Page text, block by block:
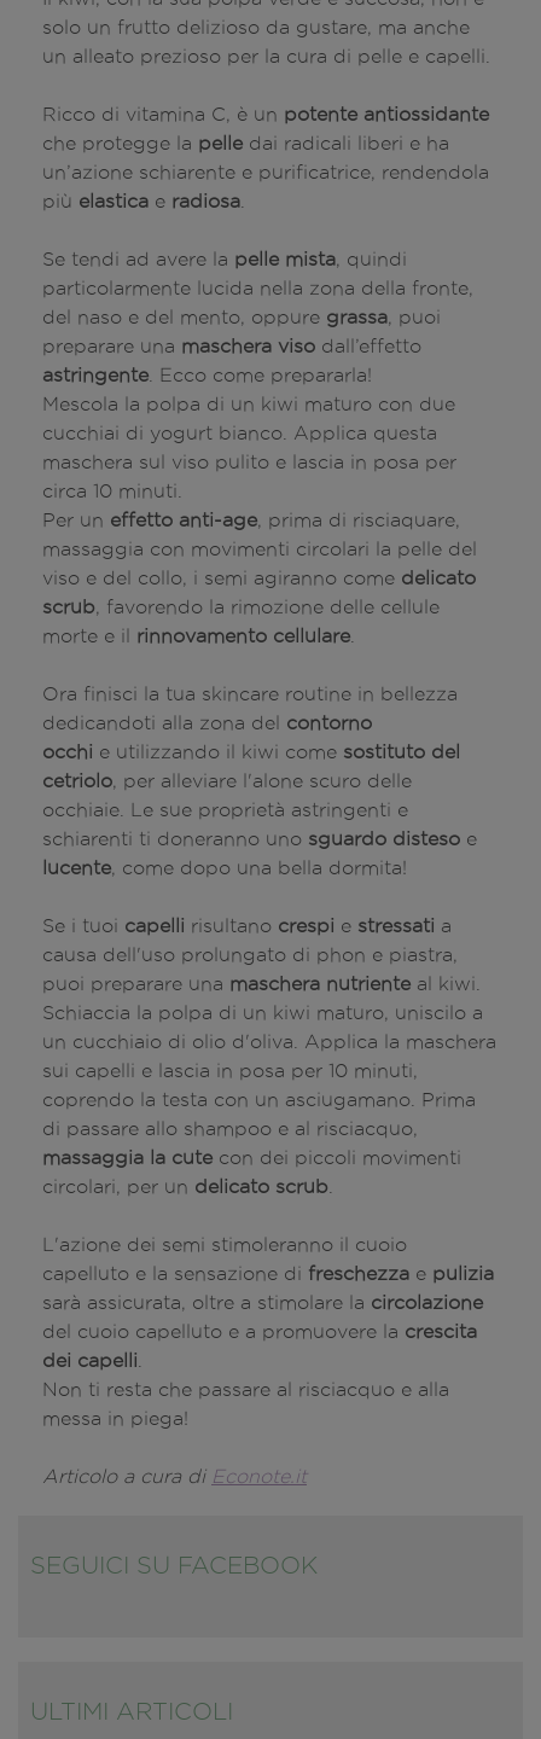
solo un frutto delizioso da gustare, ma anche
un alleato prezioso per la cura di pelle e capelli.
Ricco di vitamina C, è un potente antiossidante
che protegge la pelle dai radicali liberi e ha
un’azione schiarente e purificatrice, rendendola
più elastica e radiosa
Se tendi ad avere la pelle mista , quindi
particolarmente lucida nella zona della fronte,
del naso e del mento, oppure grassa , puoi
preparare una maschera viso dall’effetto
astringente . Ecco come prepararla!
Mescola la polpa di un kiwi maturo con due
cucchiai di yogurt bianco. Applica questa
maschera sul viso pulito e lascia in posa per
circa 10 minuti.
Per un effetto anti-age , prima di risciaquare,
massaggia con movimenti circolari la pelle del
viso e del collo, i semi agiranno come delicato
scrub , favorendo la rimozione delle cellule
morte e il
rinnovamento cellulare
Ora finisci la tua skincare routine in bellezza
dedicandoti alla zona del contorno
occhi e utilizzando il kiwi come sostituto del
cetriolo , per alleviare l'alone scuro delle
occhiaie. Le sue proprietà astringenti e
schiarenti ti doneranno uno sguardo disteso e
lucente , come dopo una bella dormita!
Se i tuoi capelli risultano crespi e stressati a
causa dell'uso prolungato di phon e piastra,
puoi preparare una maschera nutriente al kiwi.
Schiaccia la polpa di un kiwi maturo, uniscilo a
un cucchiaio di olio d'oliva. Applica la maschera
sui capelli e lascia in posa per 10 minuti,
coprendo la testa con un asciugamano. Prima
di passare allo shampoo e al risciacquo,
massaggia la cute con dei piccoli movimenti
circolari, per un delicato scrub
L'azione dei semi stimoleranno il cuoio
capelluto e la sensazione di freschezza e pulizia
sarà assicurata, oltre a stimolare la circolazione
del cuoio capelluto e a promuovere la crescita
dei capelli
Non ti resta che passare al risciacquo e alla
messa in piega!
Articolo a cura di Econote.it
SEGUICI SU FACEBOOK
ULTIMI ARTICOLI